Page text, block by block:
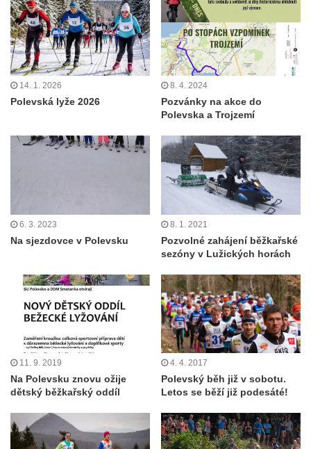
14. 1. 2026
Polevská lyže 2026
8. 4. 2024
Pozvánky na akce do
Polevska a Trojzemí
6. 3. 2023
Na sjezdovce v Polevsku
8. 1. 2021
Pozvolné zahájení běžkařské
sezóny v Lužických horách
11. 9. 2019
Na Polevsku znovu ožije
dětský běžkařský oddíl
4. 4. 2017
Polevský běh již v sobotu.
Letos se běží již podesáté!